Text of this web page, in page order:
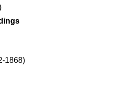
1868)